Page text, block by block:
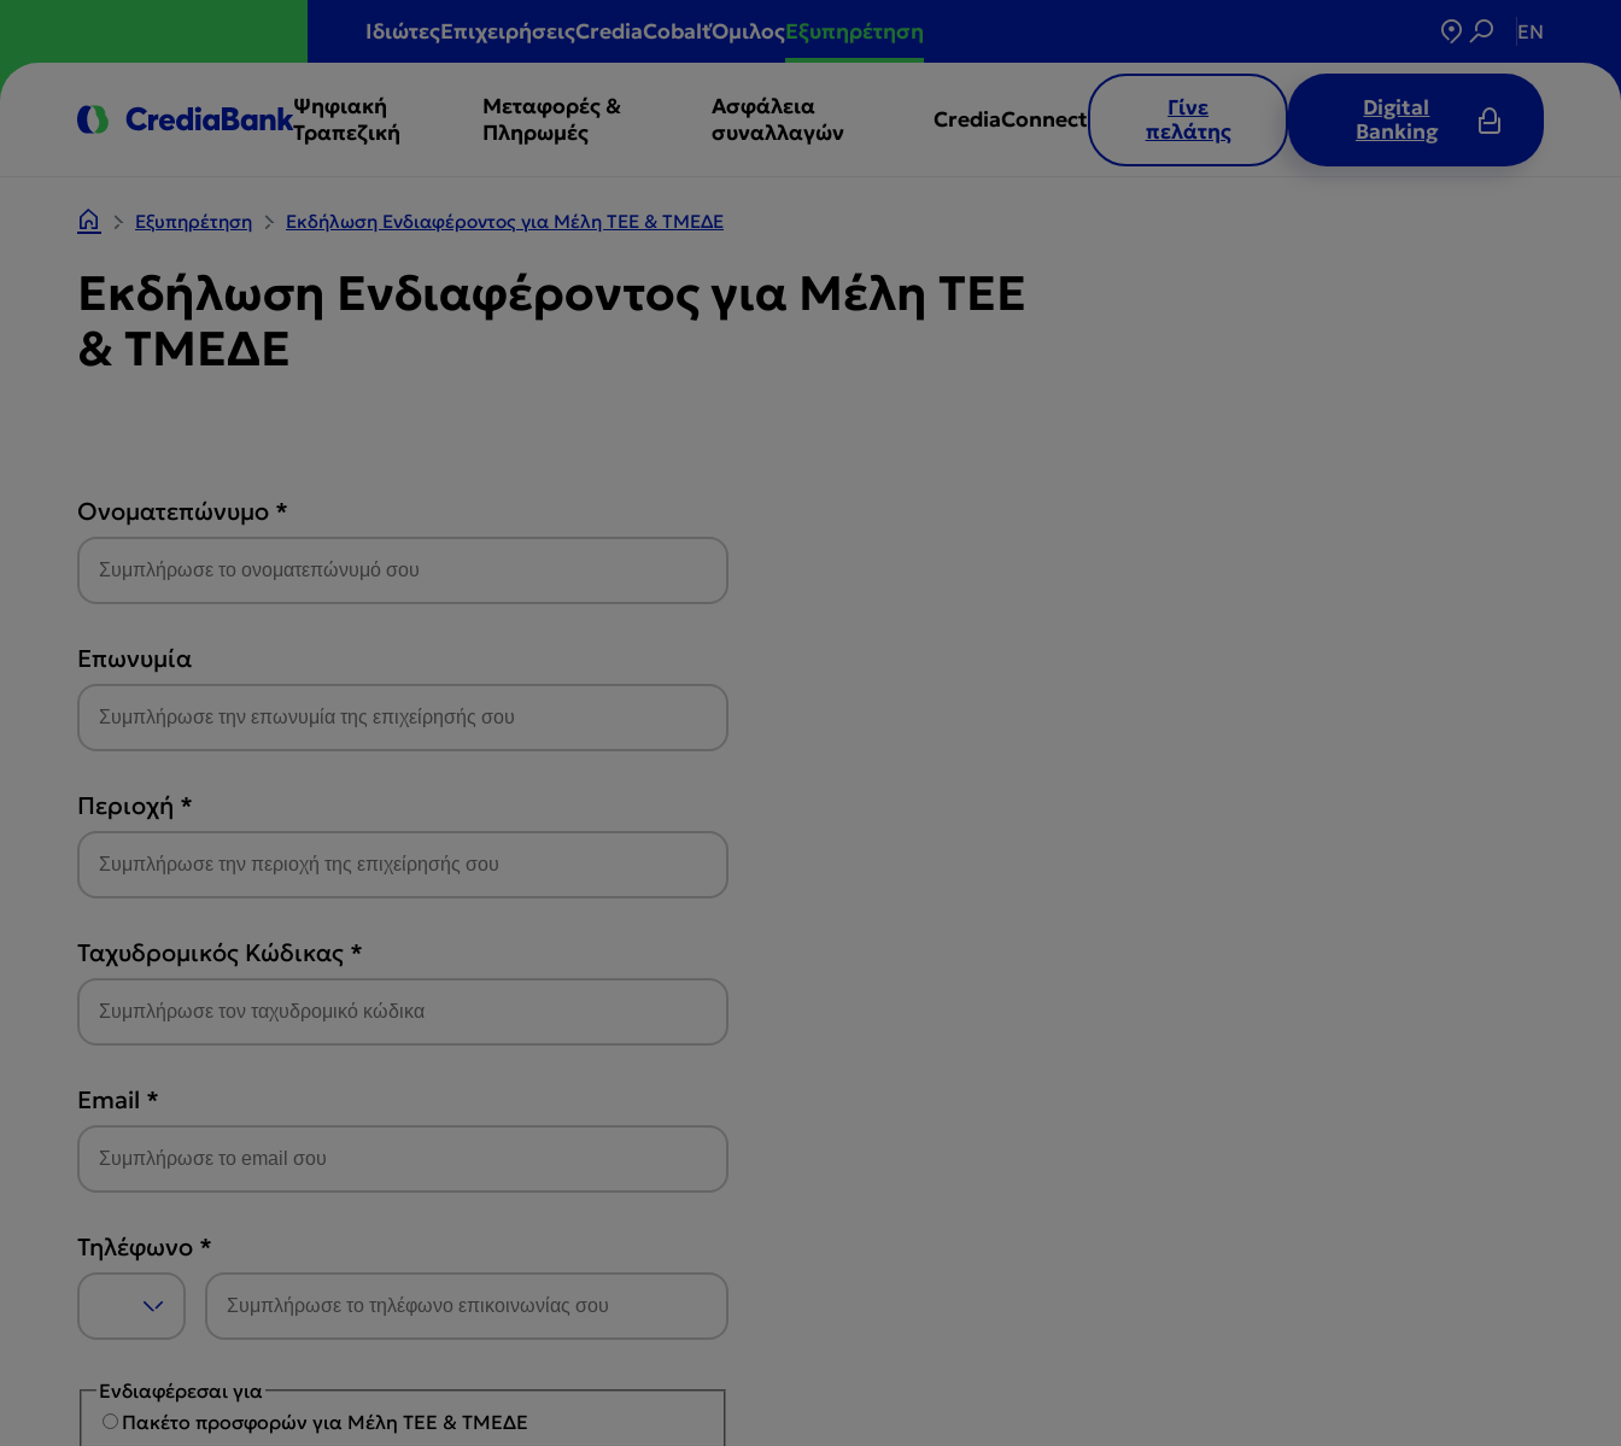
ΙδιώτεςΕπιχειρήσειςCrediaCobaltΌμιλοςΕξυπηρέτηση EN
Ψηφιακή
Τραπεζική
Μεταφορές &
Πληρωμές
Ασφάλεια
συναλλαγών
CrediaConnect
Γίνε
πελάτης
Digital
Banking
Εξυπηρέτηση Εκδήλωση Ενδιαφέροντος για Μέλη ΤΕΕ & ΤΜΕΔΕ
Εκδήλωση Ενδιαφέροντος για Μέλη ΤΕΕ
& ΤΜΕΔΕ
Ονοματεπώνυμο *
Επωνυμία
Περιοχή *
Ταχυδρομικός Κώδικας *
Email *
Τηλέφωνο *
Ενδιαφέρεσαι για
Πακέτο προσφορών για Μέλη ΤΕΕ & ΤΜΕΔΕ